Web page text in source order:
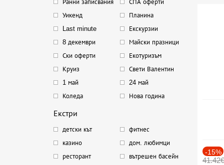
Ранни записвания
СПА оферти
Уикенд
Планина
Last minute
Екскурзии
8 декември
Майски празници
Ски оферти
Екотуризъм
Круиз
Свети Валентин
1 май
24 май
Коледа
Нова година
Екстри
детски кът
фитнес
казино
дом. любимци
ресторант
вътрешен басейн
-15%
41.42€